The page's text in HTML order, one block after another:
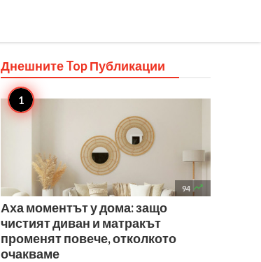
Днешните TopПубликации
94 
Аха моментът у дома: защо
чистият диван и матракът
променят повече, отколкото
очакваме